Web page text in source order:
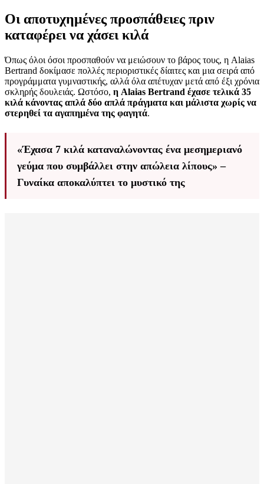
Οι αποτυχημένες προσπάθειες πριν
καταφέρει να χάσει κιλά
Όπως όλοι όσοι προσπαθούν να μειώσουν το βάρος τους, η Alaias
Bertrand δοκίμασε πολλές περιοριστικές δίαιτες και μια σειρά από
προγράμματα γυμναστικής, αλλά όλα απέτυχαν μετά από έξι χρόνια
σκληρής δουλειάς. Ωστόσο, η Alaias Bertrand έχασε τελικά 35
κιλά κάνοντας απλά δύο απλά πράγματα και μάλιστα χωρίς να
στερηθεί τα αγαπημένα της φαγητά.
«Έχασα 7 κιλά καταναλώνοντας ένα μεσημεριανό
γεύμα που συμβάλλει στην απώλεια λίπους» –
Γυναίκα αποκαλύπτει το μυστικό της